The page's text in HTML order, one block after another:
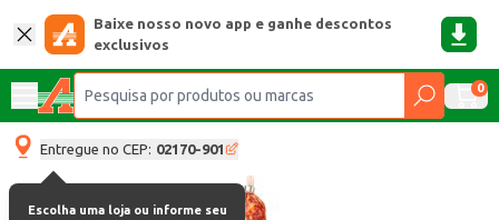
Baixe nosso novo app e ganhe descontos
exclusivos
0
Entregue no CEP: 02170-901
Escolha uma loja ou informe seu